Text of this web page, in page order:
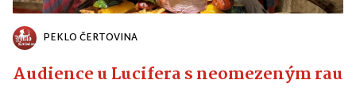
PEKLO ČERTOVINA
Audience u Lucifera s neomezeným